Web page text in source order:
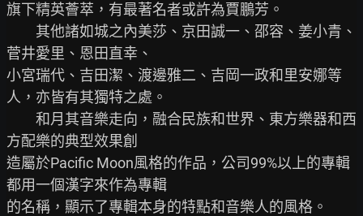
旗下精英薈萃，有最著名者或許為賈鵬芳。
其他諸如城之內美莎、京田誠一、邵容、姜小青、
菅井愛里、恩田直幸、
小宮瑞代、吉田潔、渡邊雅二、吉岡一政和里安娜等
人，亦皆有其獨特之處。
和月其音樂走向，融合民族和世界、東方樂器和西
方配樂的典型效果創
造屬於Pacific Moon風格的作品，公司99%以上的專輯
都用一個漢字來作為專輯
的名稱，顯示了專輯本身的特點和音樂人的風格。